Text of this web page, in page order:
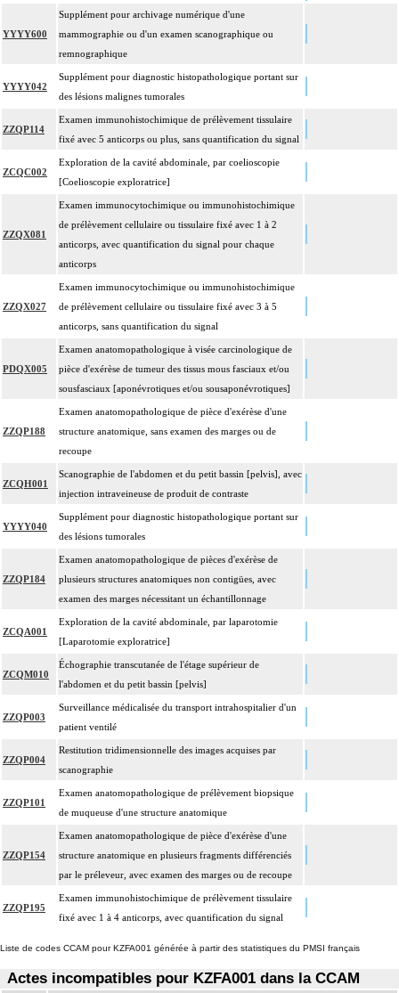
YYYY600
Supplément pour archivage numérique d'une
mammographie ou d'un examen scanographique ou
remnographique
YYYY042
Supplément pour diagnostic histopathologique portant sur
des lésions malignes tumorales
ZZQP114
Examen immunohistochimique de prélèvement tissulaire
fixé avec 5 anticorps ou plus, sans quantification du signal
ZCQC002
Exploration de la cavité abdominale, par coelioscopie
[Coelioscopie exploratrice]
ZZQX081
Examen immunocytochimique ou immunohistochimique
de prélèvement cellulaire ou tissulaire fixé avec 1 à 2
anticorps, avec quantification du signal pour chaque
anticorps
ZZQX027
Examen immunocytochimique ou immunohistochimique
de prélèvement cellulaire ou tissulaire fixé avec 3 à 5
anticorps, sans quantification du signal
PDQX005
Examen anatomopathologique à visée carcinologique de
pièce d'exérèse de tumeur des tissus mous fasciaux et/ou
sousfasciaux [aponévrotiques et/ou sousaponévrotiques]
ZZQP188
Examen anatomopathologique de pièce d'exérèse d'une
structure anatomique, sans examen des marges ou de
recoupe
ZCQH001
Scanographie de l'abdomen et du petit bassin [pelvis], avec
injection intraveineuse de produit de contraste
YYYY040
Supplément pour diagnostic histopathologique portant sur
des lésions tumorales
ZZQP184
Examen anatomopathologique de pièces d'exérèse de
plusieurs structures anatomiques non contigües, avec
examen des marges nécessitant un échantillonnage
ZCQA001
Exploration de la cavité abdominale, par laparotomie
[Laparotomie exploratrice]
ZCQM010
Échographie transcutanée de l'étage supérieur de
l'abdomen et du petit bassin [pelvis]
ZZQP003
Surveillance médicalisée du transport intrahospitalier d'un
patient ventilé
ZZQP004
Restitution tridimensionnelle des images acquises par
scanographie
ZZQP101
Examen anatomopathologique de prélèvement biopsique
de muqueuse d'une structure anatomique
ZZQP154
Examen anatomopathologique de pièce d'exérèse d'une
structure anatomique en plusieurs fragments différenciés
par le préleveur, avec examen des marges ou de recoupe
ZZQP195
Examen immunohistochimique de prélèvement tissulaire
fixé avec 1 à 4 anticorps, avec quantification du signal
Liste de codes CCAM pour KZFA001 générée à partir des statistiques du PMSI français
Actes incompatibles pour KZFA001 dans la CCAM